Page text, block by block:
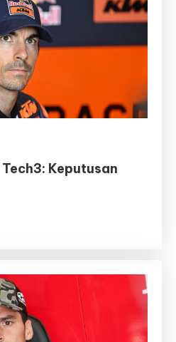
Keputusan